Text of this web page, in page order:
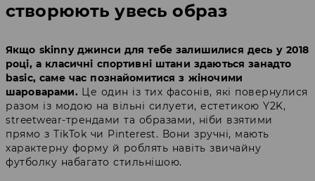
створюють увесь образ
Якщо skinny джинси для тебе залишилися десь у 2018
році, а класичні спортивні штани здаються занадто
basic, саме час познайомитися з жіночими
шароварами. Це один із тих фасонів, які повернулися
разом із модою на вільні силуети, естетикою Y2K,
streetwear-трендами та образами, ніби взятими
прямо з TikTok чи Pinterest. Вони зручні, мають
характерну форму й роблять навіть звичайну
футболку набагато стильнішою.